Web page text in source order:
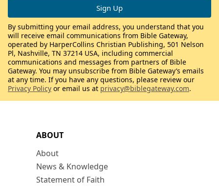
ABOUT
About
News & Knowledge
Statement of Faith
By submitting your email address, you understand that you
will receive email communications from Bible Gateway,
operated by HarperCollins Christian Publishing, 501 Nelson
Pl, Nashville, TN 37214 USA, including commercial
communications and messages from partners of Bible
Gateway. You may unsubscribe from Bible Gateway’s emails
at any time. If you have any questions, please review our
Privacy Policy or email us at privacy@biblegateway.com.